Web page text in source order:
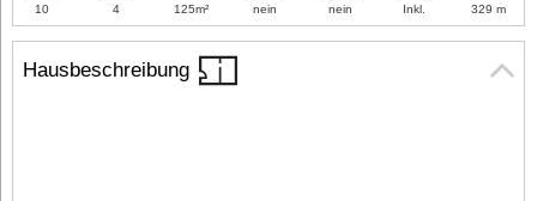
Hausbeschreibung
10 4 125m² nein nein Inkl. 329 m